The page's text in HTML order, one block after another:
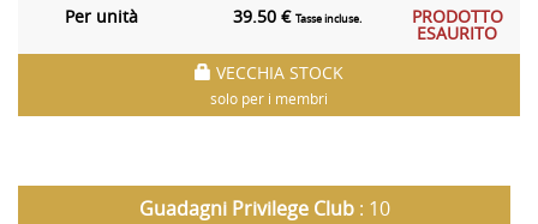
Per unità 39.50 €Tasse incluse. PRODOTTO
ESAURITO
VECCHIA STOCK
solo per i membri
Guadagni Privilege Club: 10